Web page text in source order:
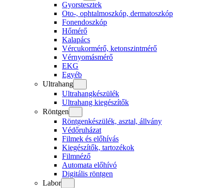
Gyorstesztek
Oto-, ophtalmoszkóp, dermatoszkóp
Fonendoszkóp
Hőmérő
Kalapács
Vércukormérő, ketonszintmérő
Vérnyomásmérő
EKG
Egyéb
Ultrahang
Ultrahangkészülék
Ultrahang kiegészítők
Röntgen
Röntgenkészülék, asztal, állvány
Védőruházat
Filmek és előhívás
Kiegészítők, tartozékok
Filmnéző
Automata előhívó
Digitális röntgen
Labor